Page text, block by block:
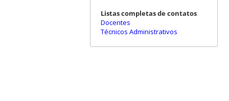
Listas completas de contatos
Docentes
Técnicos Administrativos